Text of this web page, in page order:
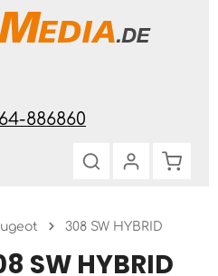
886860
308 SW HYBRID
SW HYBRID